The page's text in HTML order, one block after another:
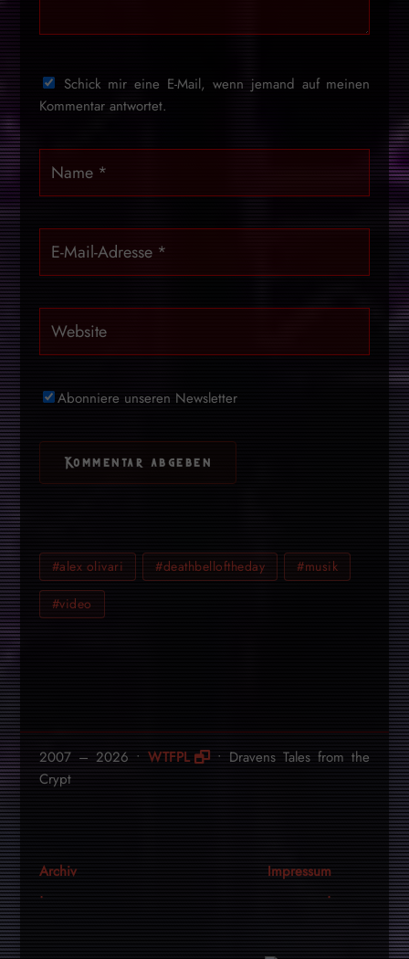
Schick mir eine E-Mail, wenn jemand auf meinen
Kommentar antwortet.
Abonniere unseren Newsletter
#alex olivari #deathbelloftheday #musik
#video
2007 – 2026 •WTFPL
• Dravens Tales from the
Crypt
Archiv
Impressum
.
.